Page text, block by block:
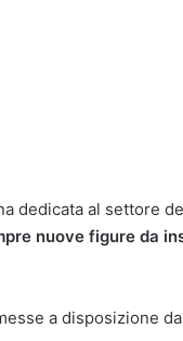
dedicata al settore
nuove figure da
a disposizione